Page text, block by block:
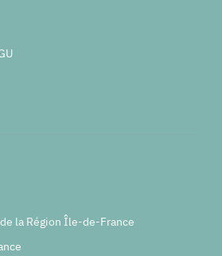
la Région Île-de-France